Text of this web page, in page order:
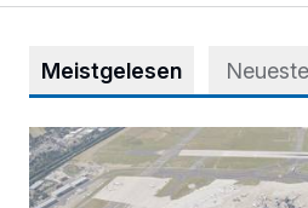
Meistgelesen
Vorsicht bei dubiosen „Park &